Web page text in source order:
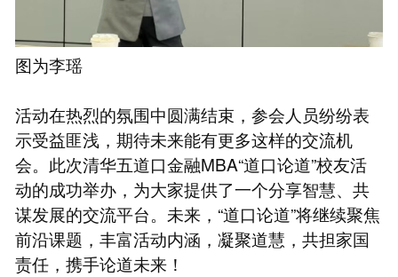
图为李瑶
活动在热烈的氛围中圆满结束，参会人员纷纷表
示受益匪浅，期待未来能有更多这样的交流机
会。此次清华五道口金融MBA“道口论道”校友活
动的成功举办，为大家提供了一个分享智慧、共
谋发展的交流平台。未来，“道口论道”将继续聚焦
前沿课题，丰富活动内涵，凝聚道慧，共担家国
责任，携手论道未来！